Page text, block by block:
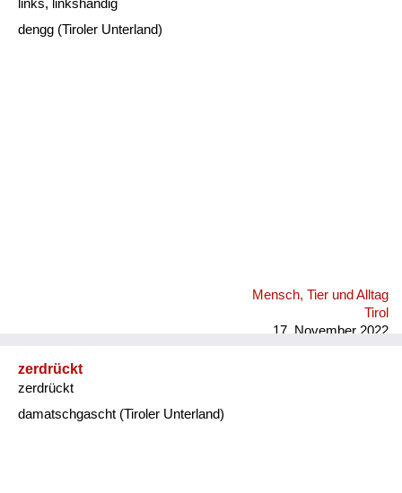
links, linkshändig
dengg (Tiroler Unterland)
Mensch, Tier und Alltag
Tirol
17. November 2022
zerdrückt
zerdrückt
damatschgascht (Tiroler Unterland)